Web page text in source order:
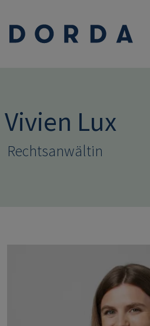
Vivien Lux
Rechtsanwältin